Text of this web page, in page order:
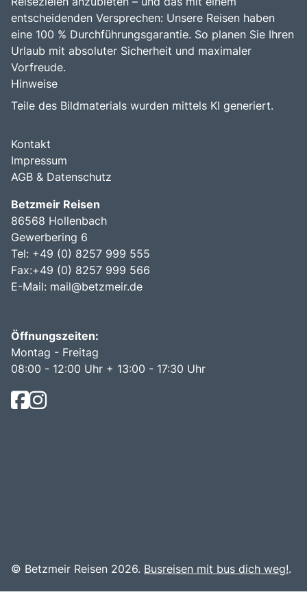
entscheidenden Versprechen: Unsere Reisen haben
eine 100 % Durchführungsgarantie. So planen Sie Ihren
Urlaub mit absoluter Sicherheit und maximaler
Vorfreude.
Hinweise
Teile des Bildmaterials wurden mittels KI generiert.
Kontakt
Impressum
AGB & Datenschutz
Betzmeir Reisen
86568 Hollenbach
Gewerbering 6
Tel: +49 (0) 8257 999 555
Fax:+49 (0) 8257 999 566
E-Mail: mail@betzmeir.de
Öffnungszeiten:
Montag - Freitag
08:00 - 12:00 Uhr + 13:00 - 17:30 Uhr
© Betzmeir Reisen 2026. Busreisen mit bus dich weg!.